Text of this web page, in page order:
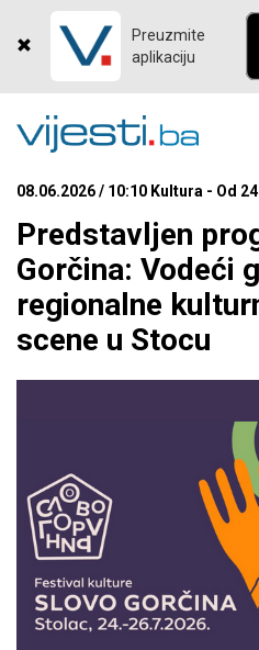
Preuzmite
aplikaciju
08.06.2026 / 10:10 Kultura - Od
Predstavljen
Gorčina: Vodeći
regionalne
scene u Stocu